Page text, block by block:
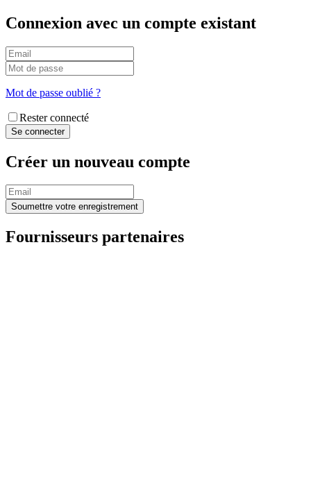
Connexion avec un compte existant
Mot de passe oublié ?
Rester connecté
Créer un nouveau compte
Fournisseurs partenaires